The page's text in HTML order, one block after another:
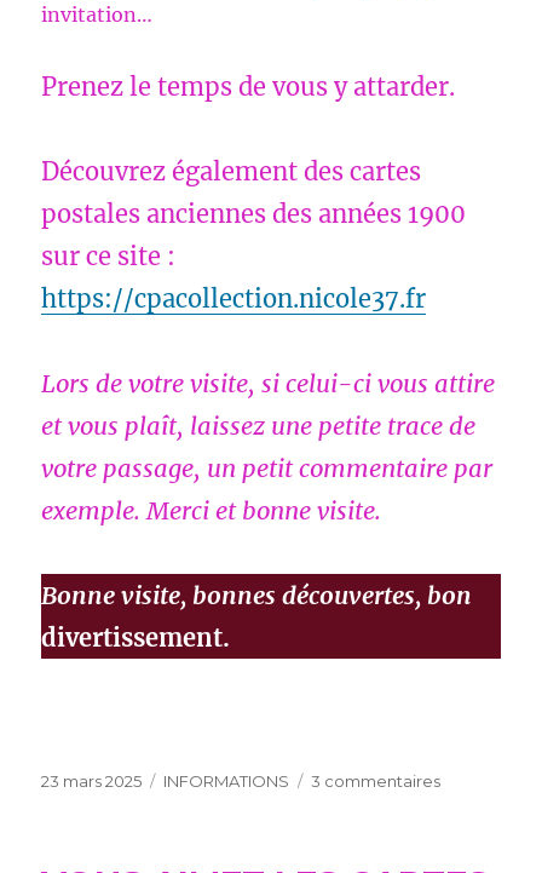
invitation…
Prenez le temps de vous y attarder.
Découvrez également des cartes
postales anciennes des années 1900
sur ce site :
https://cpacollection.nicole37.fr
Lors de votre visite, si celui-ci vous attire
et vous plaît, laissez une petite trace de
votre passage, un petit commentaire par
exemple. Merci et bonne visite.
Bonne visite, bonnes découvertes, bon
divertissement.
Publié
23 mars 2025 Catégories
INFORMATIONS 3 commentairessur